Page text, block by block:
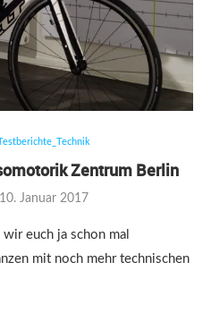
Zentrum Berlin
10. Januar 2017
euch ja schon mal
mit noch mehr technischen